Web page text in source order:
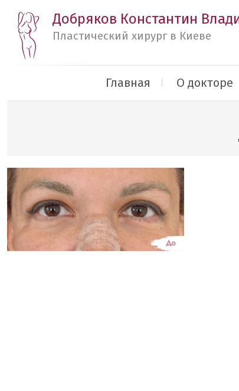
Добряков Константин
Пластический хирург в Киеве
Главная О докторе